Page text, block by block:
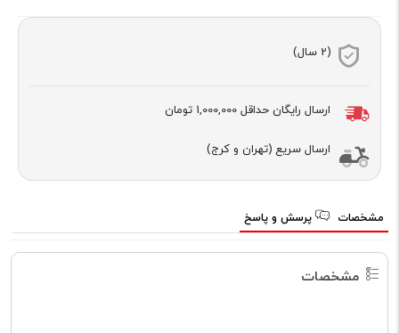
(2 سال)
ارسال رایگان حداقل 1,000,000 تومان
ارسال سریع (تهران و کرج)
مشخصات پرسش و پاسخ
مشخصات